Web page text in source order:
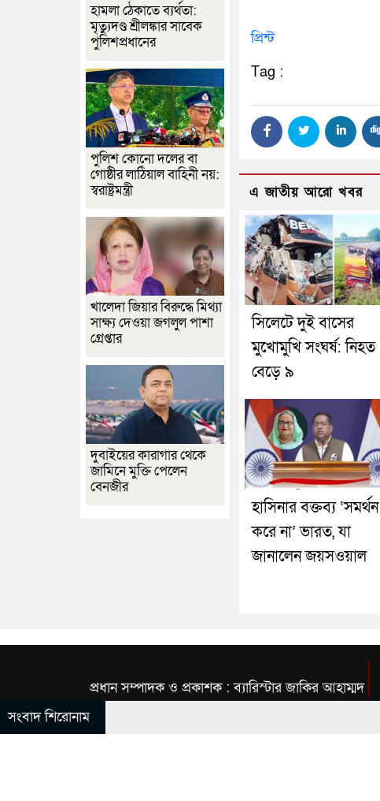
প্রিন্ট
Tag :
এ জাতীয় আরো খবর
সিলেটে দুই বাসের
মুখোমুখি সংঘর্ষ: নিহত
বেড়ে ৯
হাসিনার বক্তব্য ‘সমর্থন
করে না’ ভারত, যা
জানালেন জয়সওয়াল
হামলা ঠেকাতে ব্যর্থতা:
মৃত্যুদণ্ড শ্রীলঙ্কার সাবেক
পুলিশপ্রধানের
পুলিশ কোনো দলের বা
গোষ্ঠীর লাঠিয়াল বাহিনী নয়:
স্বরাষ্ট্রমন্ত্রী
খালেদা জিয়ার বিরুদ্ধে মিথ্যা
সাক্ষ্য দেওয়া জগলুল পাশা
গ্রেপ্তার
দুবাইয়ের কারাগার থেকে
জামিনে মুক্তি পেলেন
বেনজীর
প্রধান সম্পাদক ও প্রকাশক : ব্যারিস্টার জাকির আহাম্মদ
সংবাদ শিরোনাম